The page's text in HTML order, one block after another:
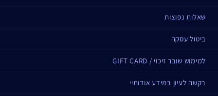
שאלות נפוצות
ביטול עסקה
למימוש שובר זיכוי / GIFT CARD
בקשה לעיון במידע אודותיי